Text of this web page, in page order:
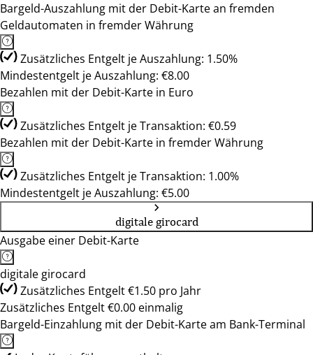
Bargeld-Auszahlung mit der Debit-Karte an fremden
Geldautomaten in fremder Währung
Zusätzliches Entgelt je Auszahlung: 1.50%
Mindestentgelt je Auszahlung: €8.00
Bezahlen mit der Debit-Karte in Euro
Zusätzliches Entgelt je Transaktion: €0.59
Bezahlen mit der Debit-Karte in fremder Währung
Zusätzliches Entgelt je Transaktion: 1.00%
Mindestentgelt je Auszahlung: €5.00
digitale girocard
Ausgabe einer Debit-Karte
digitale girocard
Zusätzliches Entgelt €1.50 pro Jahr
Zusätzliches Entgelt €0.00 einmalig
Bargeld-Einzahlung mit der Debit-Karte am Bank-Terminal